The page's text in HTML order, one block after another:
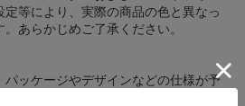
等により、実際の商品の色と異なっ
あらかじめご了承ください。
ッケージやデザインなどの仕様が予